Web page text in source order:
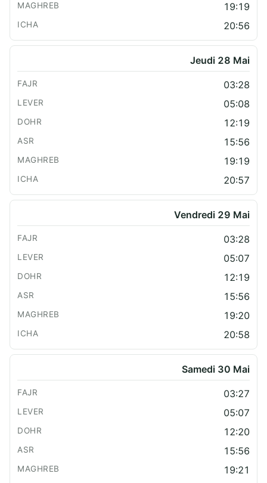
19:19
20:56
Jeudi 28 Mai
03:28
05:08
12:19
15:56
19:19
20:57
Vendredi 29 Mai
03:28
05:07
12:19
15:56
19:20
20:58
Samedi 30 Mai
03:27
05:07
12:20
15:56
19:21